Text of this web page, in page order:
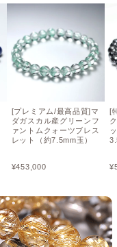
[プレミアム/最高品質]マ
ダガスカル産グリーンフ
ァントムクォーツブレス
レット（約7.5mm玉）
¥453,000
[
¥